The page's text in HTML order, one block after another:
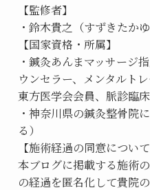
【監修者】
・鈴木貴之（すずきたかゆ
【国家資格・所属】
・鍼灸あんまマッサージ
ウンセラー、メンタルト
東方医学会会員、脈診臨
・神奈川県の鍼灸整骨院
る）
【施術経過の同意について
本ブログに掲載する施術
の経過を匿名化して貴院